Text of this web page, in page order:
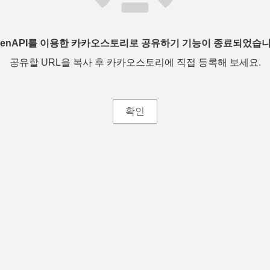
를 이용한 카카오스토리로 공유하기 기능이 종료되었습
공유할 URL을 복사 후 카카오스토리에 직접 등록해 보세요.
확인